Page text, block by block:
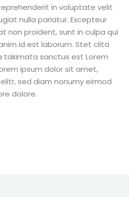
in voluptate velit
nulla pariatur. Excepteur
non proident, sunt in culpa qui
id est laborum. Stet clita
takimata sanctus est Lorem
ipsum dolor sit amet,
sed diam nonumy eirmod
dolore.